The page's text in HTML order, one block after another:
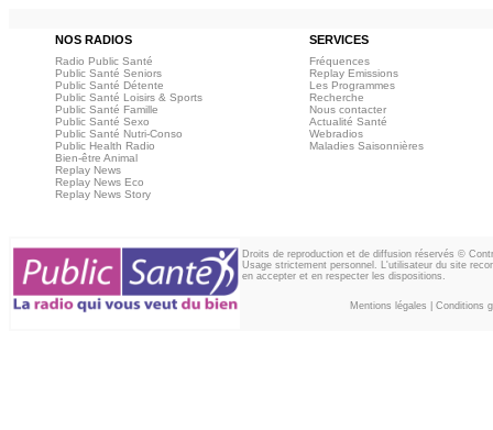
NOS RADIOS SERVICES
Radio Public Santé
Public Santé Seniors
Public Santé Détente
Public Santé Loisirs & Sports
Public Santé Famille
Public Santé Sexo
Public Santé Nutri-Conso
Public Health Radio
Bien-être Animal
Replay News
Replay News Eco
Replay News Story
Fréquences
Replay Emissions
Les Programmes
Recherche
Nous contacter
Actualité Santé
Webradios
Maladies Saisonnières
Droits de reproduction et de diffusion réservés ©
Usage strictement personnel. L'utilisateur du site
en accepter et en respecter les dispositions.
Mentions légales Conditions